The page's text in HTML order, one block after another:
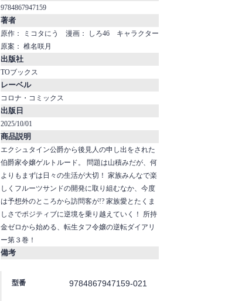
9784867947159
著者
原作： ミコタにう 漫画： しろ46 キャラクター
原案： 椎名咲月
出版社
TOブックス
レーベル
コロナ・コミックス
出版日
2025/10/01
商品説明
エクシュタイン公爵から後見人の申し出をされた
伯爵家令嬢ゲルトルード。 問題は山積みだが、何
よりもまずは日々の生活が大切！ 家族みんなで楽
しくフルーツサンドの開発に取り組むなか、今度
は予想外のところから訪問客が!? 家族愛とたくま
しさでポジティブに逆境を乗り越えていく！ 所持
金ゼロから始める、転生タフ令嬢の逆転ダイアリ
ー第３巻！
備考
型番 9784867947159-021